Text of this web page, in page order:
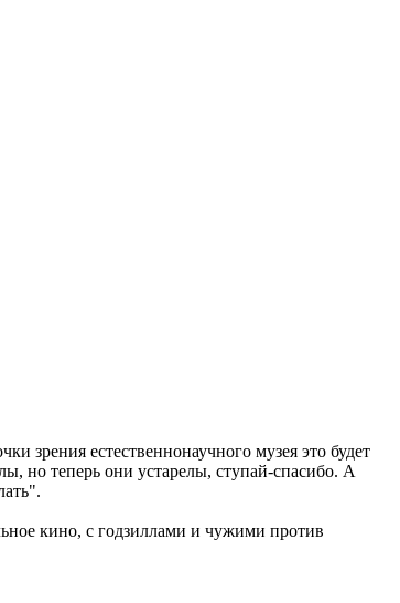
зрения естественнонаучного музея это будет
но теперь они устарелы, ступай-спасибо. А
кино, с годзиллами и чужими против